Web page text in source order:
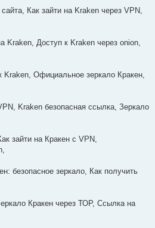
Как зайти на Kraken через VPN,
Доступ к Kraken через onion,
Kraken, Официальное зеркало Кракен,
Kraken безопасная ссылка, Зеркало
зайти на Кракен с VPN,
безопасное зеркало, Как получить
Кракен через ТОР, Ссылка на